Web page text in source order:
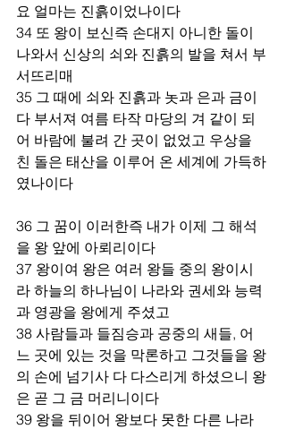
요 얼마는 진흙이었나이다
34 또 왕이 보신즉 손대지 아니한 돌이
나와서 신상의 쇠와 진흙의 발을 쳐서 부
서뜨리매
35 그 때에 쇠와 진흙과 놋과 은과 금이
다 부서져 여름 타작 마당의 겨 같이 되
어 바람에 불려 간 곳이 없었고 우상을
친 돌은 태산을 이루어 온 세계에 가득하
였나이다
36 그 꿈이 이러한즉 내가 이제 그 해석
을 왕 앞에 아뢰리이다
37 왕이여 왕은 여러 왕들 중의 왕이시
라 하늘의 하나님이 나라와 권세와 능력
과 영광을 왕에게 주셨고
38 사람들과 들짐승과 공중의 새들, 어
느 곳에 있는 것을 막론하고 그것들을 왕
의 손에 넘기사 다 다스리게 하셨으니 왕
은 곧 그 금 머리니이다
39 왕을 뒤이어 왕보다 못한 다른 나라